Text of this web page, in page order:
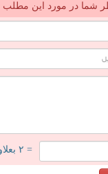
شما در مورد این مطلب
= ۲ بعلاوه ۱